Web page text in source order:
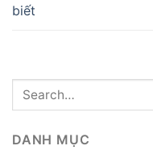
biết
DANH MỤC